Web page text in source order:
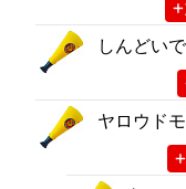
しんどい
ヤロウド